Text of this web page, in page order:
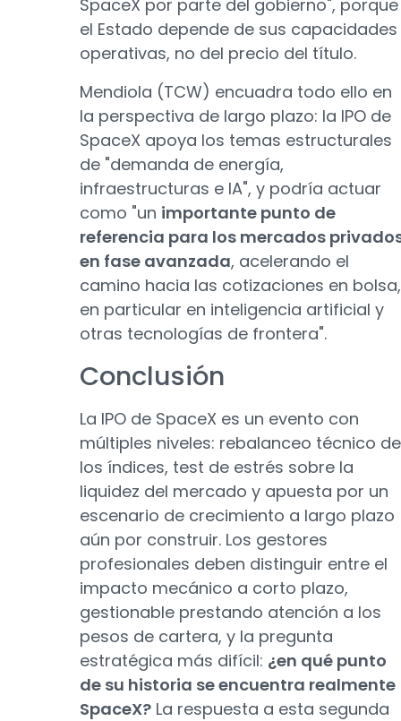
SpaceX por parte del gobierno", porque
el Estado depende de sus capacidades
operativas, no del precio del título.
Mendiola (TCW) encuadra todo ello en
la perspectiva de largo plazo: la IPO de
SpaceX apoya los temas estructurales
de "demanda de energía,
infraestructuras e IA", y podría actuar
como "un importante punto de
referencia para los mercados
en fase avanzada, acelerando el
camino hacia las cotizaciones en bolsa,
en particular en inteligencia artificial y
otras tecnologías de frontera".
Conclusión
La IPO de SpaceX es un evento con
múltiples niveles: rebalanceo técnico de
los índices, test de estrés sobre la
liquidez del mercado y apuesta por un
escenario de crecimiento a largo plazo
aún por construir. Los gestores
profesionales deben distinguir entre el
impacto mecánico a corto plazo,
gestionable prestando atención a los
pesos de cartera, y la pregunta
estratégica más difícil: ¿en qué punto
de su historia se encuentra realmente
SpaceX? La respuesta a esta segunda